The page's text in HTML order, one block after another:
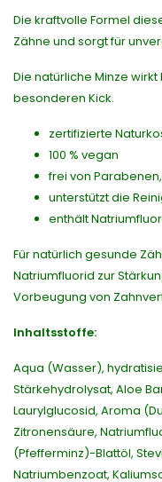
Die kraftvolle Formel
Zähne und sorgt für
Die natürliche Minze
besonderen Kick.
zertifizierte
100 % vegan
frei von
unterstützt die
enthält
Für natürlich gesunde
Natriumfluorid zur
Vorbeugung von
Inhaltsstoffe:
Aqua (Wasser),
Stärkehydrolysat, Aloe
Laurylglucosid, Aroma
Zitronensäure,
(Pfefferminz)-Blattöl,
Natriumbenzoat,